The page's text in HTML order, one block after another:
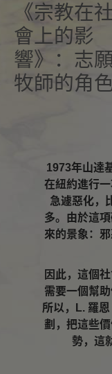
《宗教在社
會上的影
響》：志
牧師的角
1973年山達
在紐約進行
急遽惡化，
多。由於這
來的景象：
因此，這個
需要一個幫
所以，L. 羅
劃，把這些
勢，這